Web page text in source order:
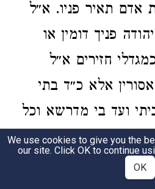
אדם תאיר פניו. א״ל
פניך דומין או
חזירים א״ל
אסורין אלא כ״ד בתי
ועד בי מדרשא וכל
ואחד אני נכנס. ר׳
מדרשא שקיל גולפא
We use cookies to give you the
our site. Click OK to continue
OK